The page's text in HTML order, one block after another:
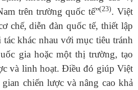
trên trường quốc tế”(23).Việt
chế, diễn đàn quốc tế, thiết lập
khác nhau với mục tiêu tránh
gia hoặc một thị trường, tạo
và linh hoạt. Điều đó giúp Việt
chiến lược và nâng cao khả